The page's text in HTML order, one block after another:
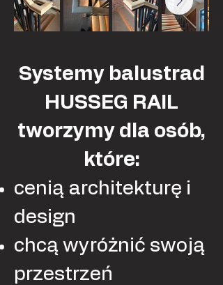
Systemy balustrad
HUSSEG RAIL
tworzymy dla osób,
które:
cenią architekturę i
design
chcą wyróżnić swoją
przestrzeń